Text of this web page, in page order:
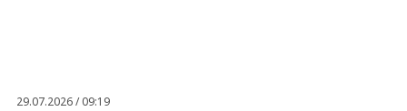
29.07.2026 / 09:19